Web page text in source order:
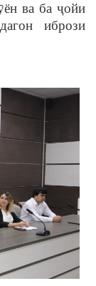
ва ба ҷойи
ибрози